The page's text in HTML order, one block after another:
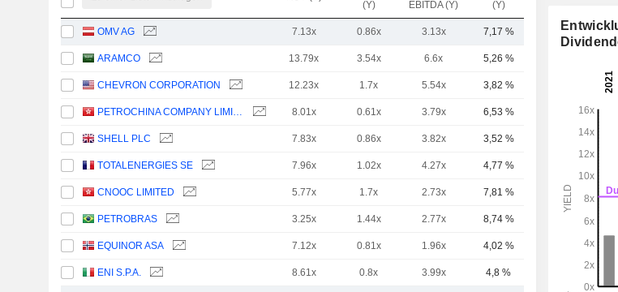
(Y)
EBITDA (Y)
(Y)
OMV AG 7.13x 0.86x 3.13x 7,17 % 23,68 Mrd.
ARAMCO 13.79x 3.54x 6.6x 5,26 %
CHEVRON CORPORATION 12.23x 1.7x 5.54x 3,82 %
PETROCHINA COMPANY LIMITED 8.01x 0.61x 3.79x 6,53 % 284 Mrd.
SHELL PLC 7.83x 0.86x 3.82x 3,52 % 246 Mrd.
TOTALENERGIES SE 7.96x 1.02x 4.27x 4,77 %
CNOOC LIMITED 5.77x 1.7x 2.73x 7,81 % 146 Mrd.
PETROBRAS 3.25x 1.44x 2.77x 8,74 % 110 Mrd.
EQUINOR ASA 7.12x 0.81x 1.96x 4,02 % 93,08 Mrd.
ENI S.P.A. 8.61x 0.8x 3.99x 4,8 %